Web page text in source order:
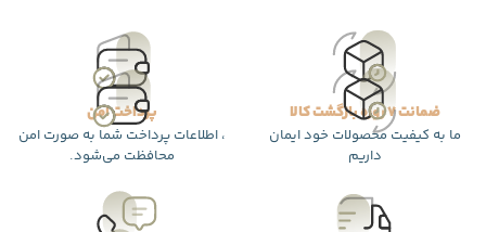
ضمانت 7 روزه بازگشت کالا
ما به کیفیت محصولات خود ایمان
داریم
پرداخت امن
، اطلاعات پرداخت شما به صورت امن
محافظت می‌شود.